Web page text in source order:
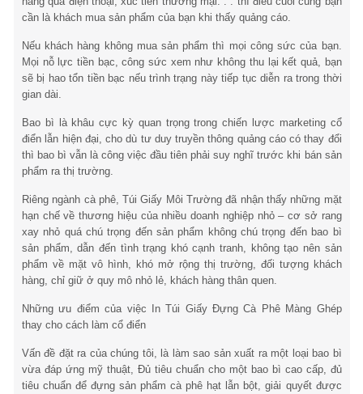
cần là khách mua sản phẩm của bạn khi thấy quảng cáo.
Nếu khách hàng không mua sản phẩm thì mọi công sức của bạn.
Mọi nỗ lực tiền bạc, công sức xem như không thu lại kết quả, bạn
sẽ bị hao tổn tiền bạc nếu trình trạng này tiếp tục diễn ra trong thời
gian dài.
Bao bì là khâu cực kỳ quan trọng trong chiến lược marketing cổ
điển lẫn hiện đại, cho dù tư duy truyền thông quảng cáo có thay đổi
thì bao bì vẫn là công việc đầu tiên phải suy nghĩ trước khi bán sản
phẩm ra thị trường.
Riêng ngành cà phê, Túi Giấy Môi Trường đã nhận thấy những mặt
hạn chế về thương hiệu của nhiều doanh nghiệp nhỏ – cơ sở rang
xay nhỏ quá chú trọng đến sản phẩm không chú trọng đến bao bì
sản phẩm, dẫn đến tình trạng khó cạnh tranh, không tạo nên sản
phẩm về mặt vô hình, khó mở rộng thị trường, đối tượng khách
hàng, chỉ giữ ở quy mô nhỏ lẻ, khách hàng thân quen.
Những ưu điểm của việc In Túi Giấy Đựng Cà Phê Màng Ghép
thay cho cách làm cổ điển
Vấn đề đặt ra của chúng tôi, là làm sao sản xuất ra một loại bao bì
vừa đáp ứng mỹ thuật, Đủ tiêu chuẩn cho một bao bì cao cấp, đủ
tiêu chuẩn để đựng sản phẩm cà phê hạt lẫn bột, giải quyết được